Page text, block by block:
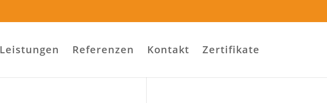
Leistungen Referenzen Kontakt Zertifikate